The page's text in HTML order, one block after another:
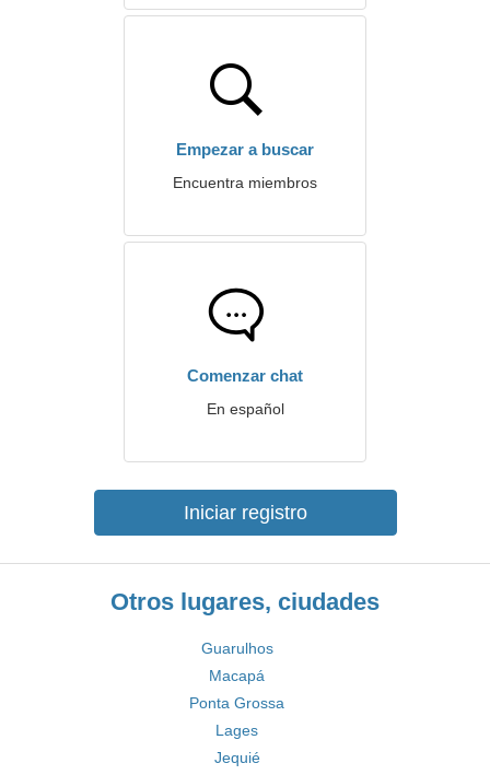
Empezar a buscar
Encuentra miembros
Comenzar chat
En español
Iniciar registro
Otros lugares, ciudades
Guarulhos
Macapá
Ponta Grossa
Lages
Jequié